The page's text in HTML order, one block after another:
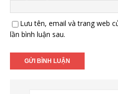
Lưu tên, email và trang web
lần bình luận sau.